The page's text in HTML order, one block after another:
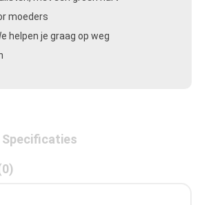
moeders
helpen je graag op weg
Specificaties